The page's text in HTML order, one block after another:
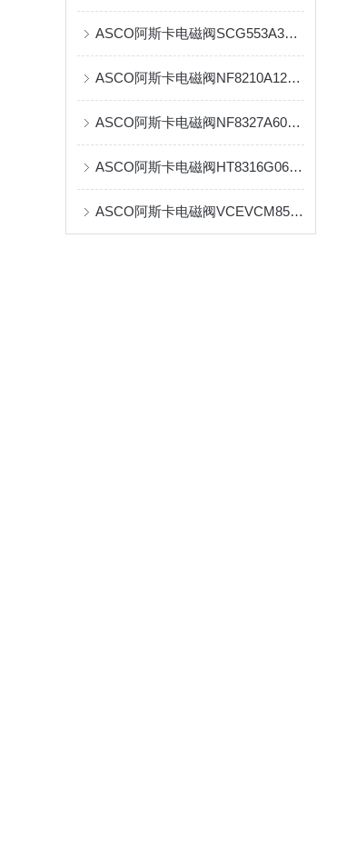
ASCO阿斯卡电磁阀SCG553A322MO全新资料特点
ASCO阿斯卡电磁阀NF8210A127V现货经销资料
ASCO阿斯卡电磁阀NF8327A607欧美直销发货
ASCO阿斯卡电磁阀HT8316G064正品一手资料
ASCO阿斯卡电磁阀VCEVCM8551G309MO选型原理